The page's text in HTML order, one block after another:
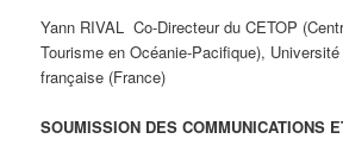
Yann RIVAL Co-Directeur du CETOP
Tourisme en Océanie-Pacifique),
française (France)
SOUMISSION DES COMMUNICATIONS